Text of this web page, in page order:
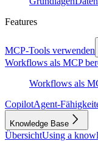
Features
MCP-Tools verwenden
Workflows als MCP
Workflows als
CopilotAgent-
Knowledge Base
ÜbersichtUsing a